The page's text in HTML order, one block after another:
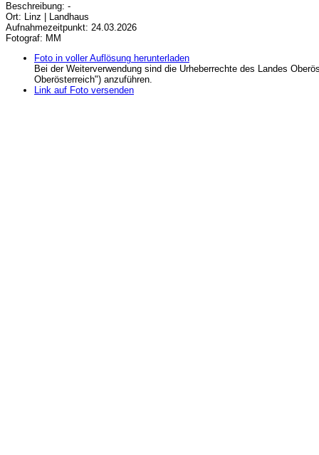
Beschreibung: -
Ort: Linz | Landhaus
Aufnahmezeitpunkt: 24.03.2026
Fotograf: MM
Foto in voller Auflösung herunterladen
Bei der Weiterverwendung sind die Urheberrechte des Landes
Oberösterreich") anzuführen.
Link auf Foto versenden